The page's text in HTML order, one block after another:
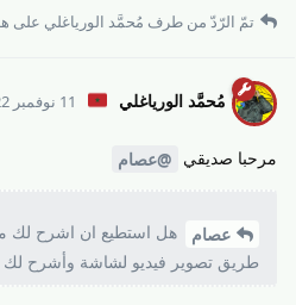
تمّ الرّدّ من طرف مُحمَّد الورياغلي على
مُحمَّد الورياغلي 11 نوفمبر 2022
مرحبا صديقي @عصام
عصام
هل استطيع ان اشرح
طريق تصوير فيديو لشاشة وأشرح لك